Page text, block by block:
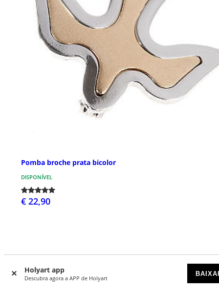
Holyart app
Descubra agora a APP de Holyart
Pomba broche prata bicolor
DISPONÍVEL
€ 22,90
O que dizem de nós